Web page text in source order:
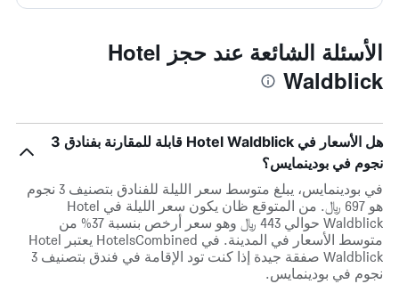
الأسئلة الشائعة عند حجز Hotel
Waldblick
هل الأسعار في Hotel Waldblick قابلة للمقارنة بفنادق 3
نجوم في بودينمايس؟
في بودينمايس، يبلغ متوسط ​​سعر الليلة للفنادق بتصنيف 3 نجوم
هو 697 ﷼. من المتوقع ظان يكون سعر الليلة في Hotel
Waldblick حوالي 443 ﷼ وهو سعر أرخص بنسبة 37% من
متوسط الأسعار في المدينة. في HotelsCombined يعتبر Hotel
Waldblick صفقة جيدة إذا كنت تود الإقامة في فندق بتصنيف 3
نجوم في بودينمايس.